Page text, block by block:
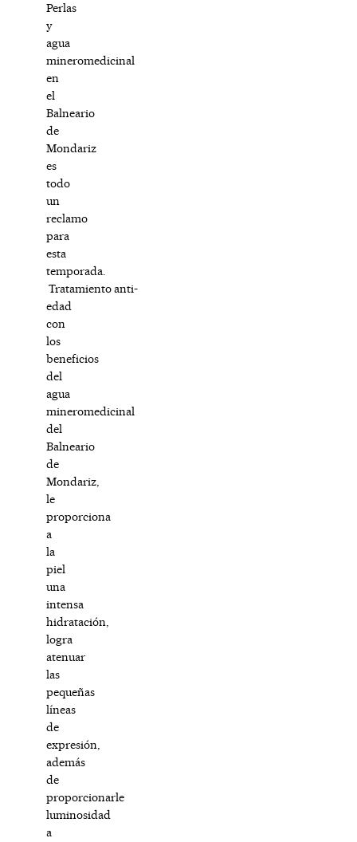
Perlas
y
agua
mineromedicinal
en
el
Balneario
de
Mondariz
es
todo
un
reclamo
para
esta
temporada.
Tratamiento anti-
edad
con
los
beneficios
del
agua
mineromedicinal
del
Balneario
de
Mondariz,
le
proporciona
a
la
piel
una
intensa
hidratación,
logra
atenuar
las
pequeñas
líneas
de
expresión,
además
de
proporcionarle
luminosidad
a